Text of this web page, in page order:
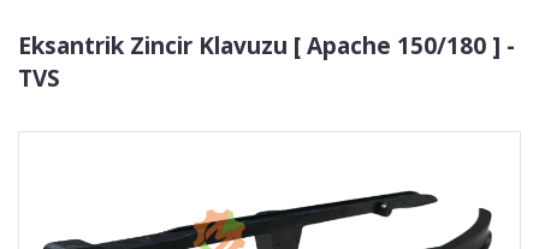
Eksantrik Zincir Klavuzu [ Apache 150/180 ] -
TVS